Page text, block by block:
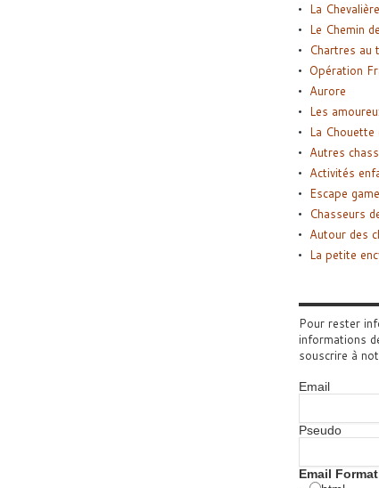
La
Le Chemin
Chartres au
Opération
Aurore
Les
La Chouette
Autres
Activités
Escape
Chasseurs
Autour des
La petite
Pour rester
informations
souscrire à
Email
Pseudo
Email Format